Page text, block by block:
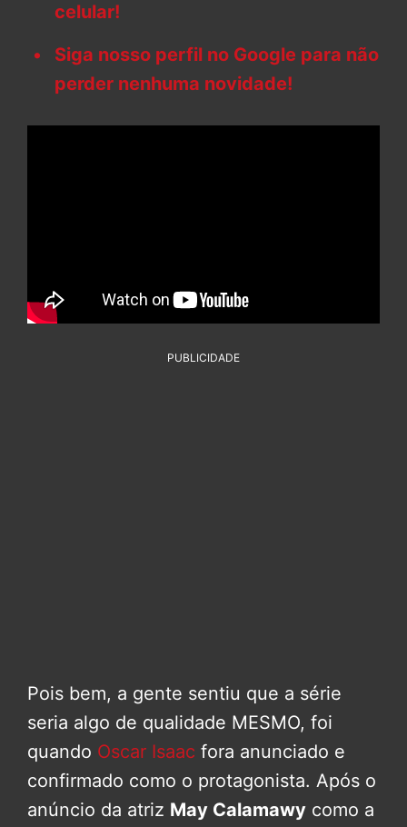
celular!
Siga nosso perfil no Google para não
perder nenhuma novidade!
PUBLICIDADE
Pois bem, a gente sentiu que a série
seria algo de qualidade MESMO, foi
quando Oscar Isaac fora anunciado e
confirmado como o protagonista. Após o
anúncio da atriz May Calamawy como a